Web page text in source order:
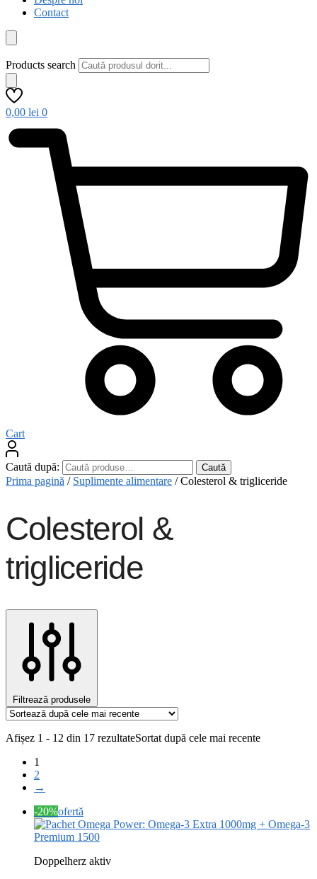
Contact
Products search
0,00 lei 0
Cart
Caută după: Caută
Prima pagină / Suplimente alimentare /Colesterol & trigliceride
Colesterol &
trigliceride
Filtrează produsele
Afișez 1 - 12 din 17 rezultateSortat după cele mai recente
1
2
→
-20%ofertă
Doppelherz aktiv